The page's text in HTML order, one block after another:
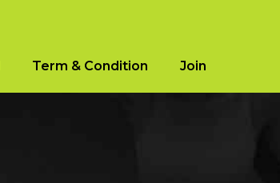
Term & Condition Join